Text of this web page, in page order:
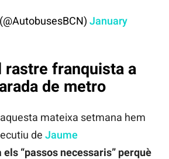
January
rastre franquista a
de metro
mateixa setmana hem
de Jaume
“passos necessaris” perquè